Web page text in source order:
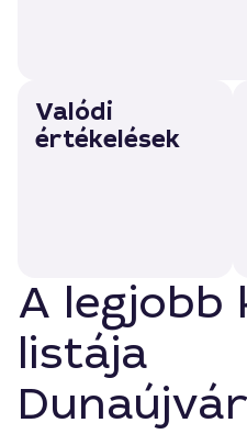
Valódi
értékelések
A
listája